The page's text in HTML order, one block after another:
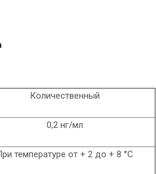
Количественный
0,2 нг/мл
температуре от + 2 до + 8 °С